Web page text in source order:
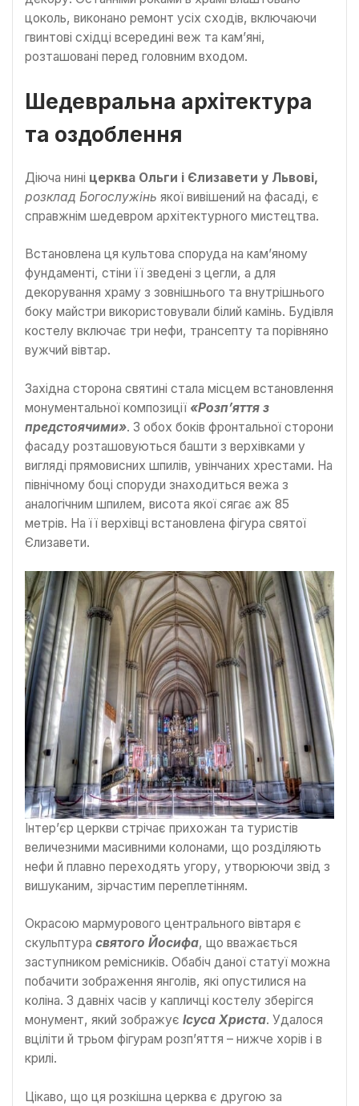
цоколь, виконано ремонт усіх сходів, включаючи
гвинтові східці всередині веж та кам’яні,
розташовані перед головним входом.
Шедевральна архітектура
та оздоблення
Діюча нині церква Ольги і Єлизавети у Львові,
розклад Богослужінь якої вивішений на фасаді, є
справжнім шедевром архітектурного мистецтва.
Встановлена ця культова споруда на кам’яному
фундаменті, стіни її зведені з цегли, а для
декорування храму з зовнішнього та внутрішнього
боку майстри використовували білий камінь. Будівля
костелу включає три нефи, трансепту та порівняно
вужчий вівтар.
Західна сторона святині стала місцем встановлення
монументальної композиції «Розп’яття з
предстоячими». З обох боків фронтальної сторони
фасаду розташовуються башти з верхівками у
вигляді прямовисних шпилів, увінчаних хрестами. На
північному боці споруди знаходиться вежа з
аналогічним шпилем, висота якої сягає аж 85
метрів. На її верхівці встановлена фігура святої
Єлизавети.
Інтер’єр церкви стрічає прихожан та туристів
величезними масивними колонами, що розділяють
нефи й плавно переходять угору, утворюючи звід з
вишуканим, зірчастим переплетінням.
Окрасою мармурового центрального вівтаря є
скульптура святого Йосифа, що вважається
заступником ремісників. Обабіч даної статуї можна
побачити зображення янголів, які опустилися на
коліна. З давніх часів у капличці костелу зберігся
монумент, який зображує Ісуса Христа. Удалося
вціліти й трьом фігурам розп’яття – нижче хорів і в
крилі.
Цікаво, що ця розкішна церква є другою за